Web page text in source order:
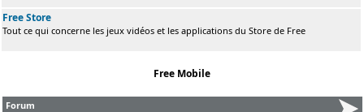
Free Store
Tout ce qui concerne les jeux vidéos et les applications du Store de Free
Free Mobile
Forum